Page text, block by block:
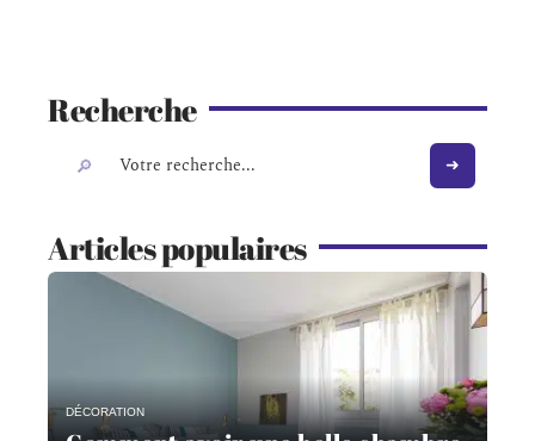
Recherche
Articles populaires
DÉCORATION